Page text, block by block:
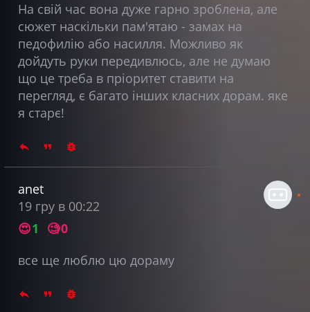
На свій час вона дуже гарно зроблена, але
сюжет наскільки пам'ятаю - замах на
педофилію або насилля. Можливо як
дойдуть руки передивлюсь, але не думаю
що це треба в пріоритет ставити на
перегляд, є багато інших класних дорам. яке
я старє!
anet
19 гру в 00:22
😍1 🧐0
все ще люблю цю дораму